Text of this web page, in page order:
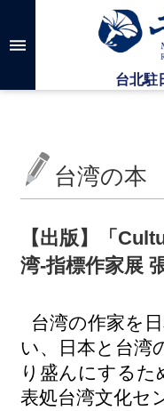
メインのコンテンツブ
高
検
台
セ
に
つ
い
て
台湾の本
【出版】「
湾-指標作家展
台湾の作家を
い、日本と台湾
り盛んにするた
表処台湾文化セ